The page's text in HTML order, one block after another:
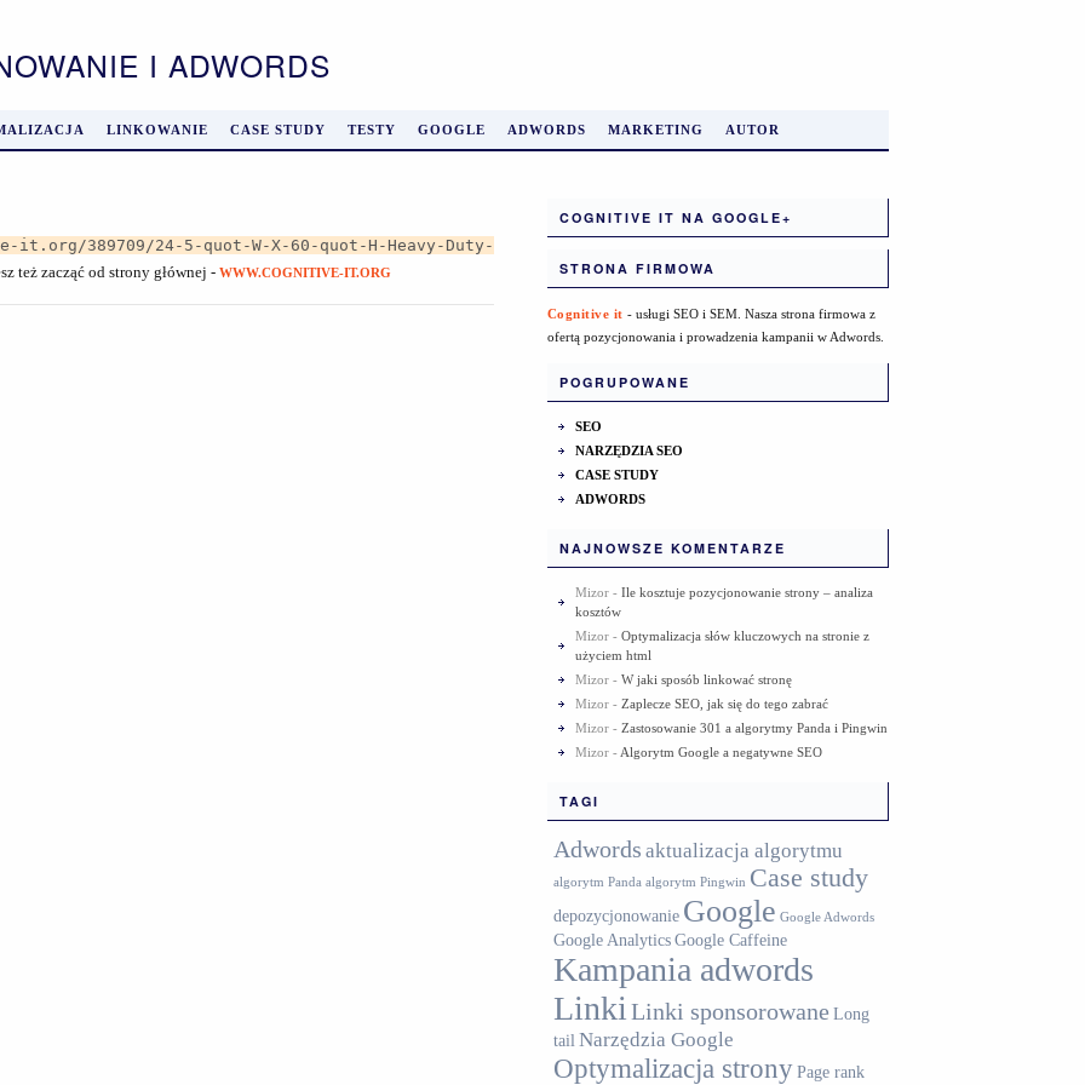
I ADWORDS
LINKOWANIE CASE STUDY TESTY GOOGLE ADWORDS MARKETING AUTOR
it.org/389709/24-5-quot-W-X-60-quot-H-Heavy-Duty-
też zacząć od strony głównej - WWW.COGNITIVE-IT.ORG
COGNITIVE IT NA GOOGLE+
STRONA FIRMOWA
Cognitive it - usługi SEO i SEM. Nasza strona firmowa z
ofertą pozycjonowania i prowadzenia kampanii w Adwords.
POGRUPOWANE
SEO
NARZĘDZIA SEO
CASE STUDY
ADWORDS
NAJNOWSZE KOMENTARZE
Mizor- Ile kosztuje pozycjonowanie strony – analiza
kosztów
Mizor- Optymalizacja słów kluczowych na stronie z
użyciem html
Mizor- W jaki sposób linkować stronę
Mizor- Zaplecze SEO, jak się do tego zabrać
Mizor- Zastosowanie 301 a algorytmy Panda i Pingwin
Mizor- Algorytm Google a negatywne SEO
TAGI
Adwords aktualizacja algorytmu
algorytm Panda algorytm Pingwin Case study
depozycjonowanie Google Google Adwords
Google AnalyticsGoogle Caffeine
Kampania adwords
Linki Linki sponsorowane Long
tail Narzędzia Google
Optymalizacja stronyPage rank